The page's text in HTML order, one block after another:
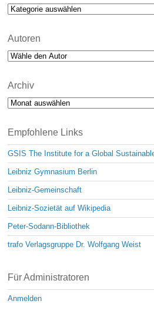
Kategorien
Autoren
Archiv
Archiv
Empfohlene Links
GSIS The Institute for a Global
Leibniz Gymnasium Berlin
Leibniz-Gemeinschaft
Leibniz-Sozietät auf Wikipedia
Peter-Sodann-Bibliothek
trafo Verlagsgruppe Dr. Wolfgang Weist
Für Administratoren
Anmelden